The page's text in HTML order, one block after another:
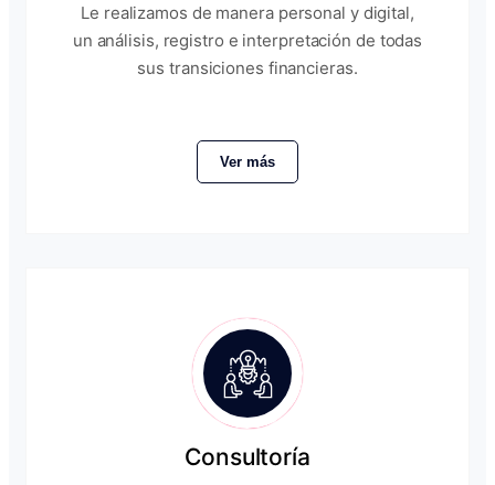
Le realizamos de manera personal y digital,
un análisis, registro e interpretación de todas
sus transiciones financieras.
Ver más
Consultoría